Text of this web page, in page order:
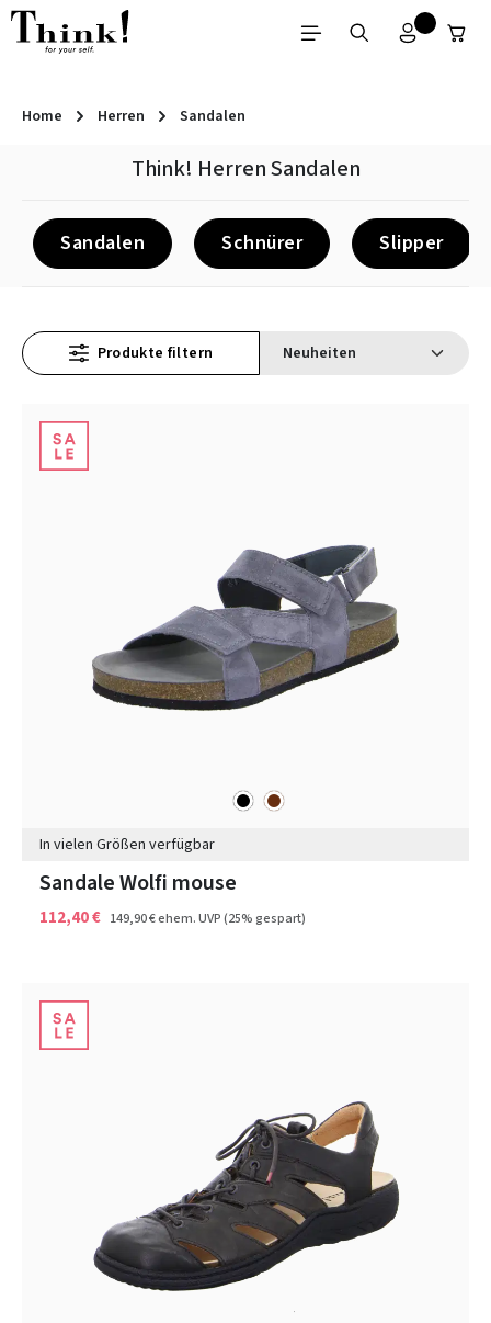
Zum Hauptinhalt springen
Home Herren Sandalen
Think! Herren Sandalen
Sandalen Schnürer Slipper
Produkte filtern
schwarz
braun
In vielen Größen verfügbar
Sandale Wolfi mouse
112,40 € 149,90 €ehem. UVP(25% gespart)